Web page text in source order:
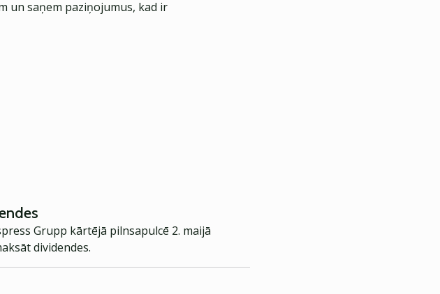
un saņem paziņojumus, kad ir
Grupp kārtējā pilnsapulcē 2. maijā
dividendes.